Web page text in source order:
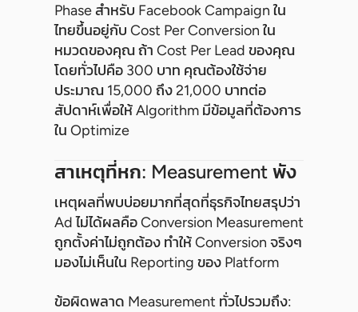
Phase สำหรับ Facebook Campaign ใน
ไทยขึ้นอยู่กับ Cost Per Conversion ใน
หมวดของคุณ ถ้า Cost Per Lead ของคุณ
โดยทั่วไปคือ 300 บาท คุณต้องใช้จ่าย
ประมาณ 15,000 ถึง 21,000 บาทต่อ
สัปดาห์เพื่อให้ Algorithm มีข้อมูลที่ต้องการ
ใน Optimize
สาเหตุที่หก: Measurement พัง
เหตุผลที่พบบ่อยมากที่สุดที่ธุรกิจไทยสรุปว่า
Ad ไม่ได้ผลคือ Conversion Measurement
ถูกตั้งค่าไม่ถูกต้อง ทำให้ Conversion จริงๆ
มองไม่เห็นใน Reporting ของ Platform
ข้อผิดพลาด Measurement ทั่วไปรวมถึง: